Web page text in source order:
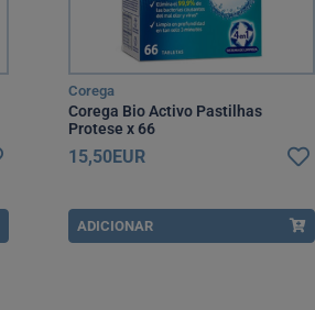
Corega
Corega Bio Activo Pastilhas
Protese x 66
15,50EUR
ADICIONAR